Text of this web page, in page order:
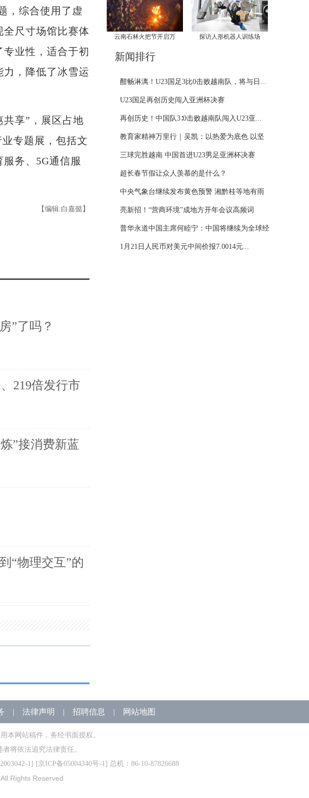
，综合使用了虚
尺寸场馆比赛体
业性，适合于初
，降低了冰雪运
享”，展区占地
专题展，包括文
务、5G通信服
【编辑:白嘉懿】
”了吗？
219倍发行市
”接消费新蓝
“物理交互”的
云南石林火把节开启万 探访人形机器人训练场
新闻排行
酣畅淋漓！U23国足3比0击败越南队，将与日...
U23国足再创历史闯入亚洲杯决赛
再创历史！中国队3∶0击败越南队闯入U23亚...
教育家精神万里行｜吴凯：以热爱为底色 以坚
守...
三球完胜越南 中国首进U23男足亚洲杯决赛
超长春节假让众人羡慕的是什么？
中央气象台继续发布黄色预警 湘黔桂等地有雨
雪...
亮新招！“营商环境”成地方开年会议高频词
普华永道中国主席何睦宁：中国将继续为全球经
济...
1月21日人民币对美元中间价报7.0014元...
| 法律声明 | 招聘信息 | 网站地图
本网站稿件，务经书面授权。
将依法追究法律责任。
1] [京ICP备05004340号-1] 总机：86-10-87826688
Rights Reserved